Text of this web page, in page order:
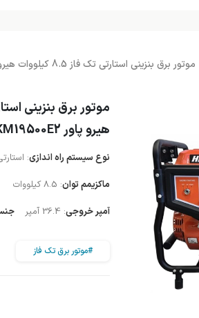
موتور برق بنزینی استارتی تک فاز 8.5 کیلووات هیرو پاور KM19500E2
هیرو پاور KM19500E2
نوع سیستم راه اندازی:
ماکزیمم توان: 8.5 کیلووات
آمپر خروجی: 36.4 آمپر
#موتور برق تک فاز